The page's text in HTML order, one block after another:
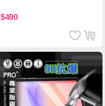
機/平板/筆電
$490